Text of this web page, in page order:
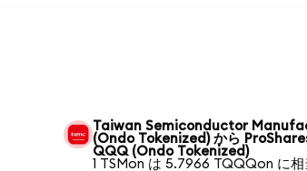
Taiwan Semiconductor
(Ondo Tokenized) から
QQQ (Ondo Tokenized)
1 TSMon は 5.7966 TQQQon に相